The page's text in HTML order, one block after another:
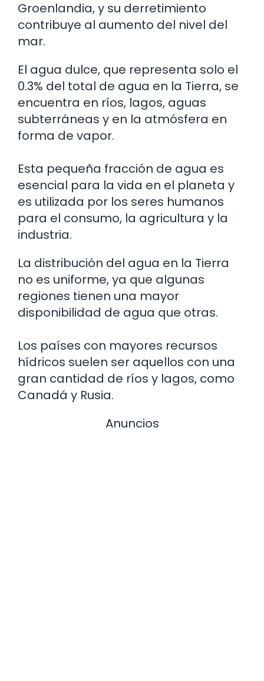
Groenlandia, y su derretimiento
contribuye al aumento del nivel del
mar.
El agua dulce, que representa solo el
0.3% del total de agua en la Tierra, se
encuentra en ríos, lagos, aguas
subterráneas y en la atmósfera en
forma de vapor.
Esta pequeña fracción de agua es
esencial para la vida en el planeta y
es utilizada por los seres humanos
para el consumo, la agricultura y la
industria.
La distribución del agua en la Tierra
no es uniforme, ya que algunas
regiones tienen una mayor
disponibilidad de agua que otras.
Los países con mayores recursos
hídricos suelen ser aquellos con una
gran cantidad de ríos y lagos, como
Canadá y Rusia.
Anuncios